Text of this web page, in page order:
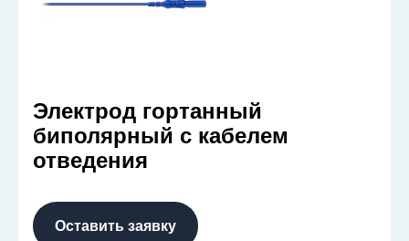
Электрод гортанный
биполярный с кабелем
отведения
Оставить заявку